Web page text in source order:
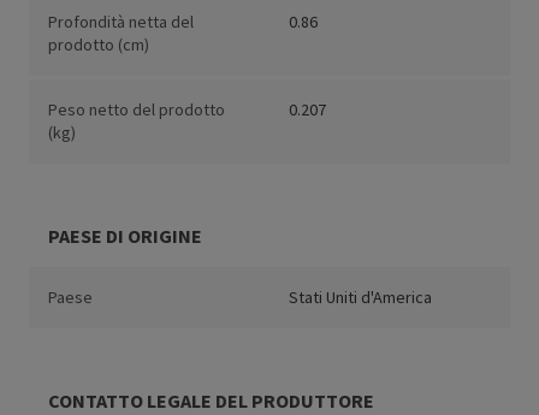
Profondità netta del
prodotto (cm)
0.86
Peso netto del prodotto
(kg)
0.207
PAESE DI ORIGINE
Paese Stati Uniti d'America
CONTATTO LEGALE DEL PRODUTTORE